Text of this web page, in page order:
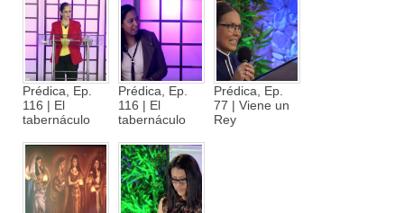
Prédica, Ep.
116 | El
tabernáculo
Prédica, Ep.
116 | El
tabernáculo
Prédica, Ep.
77 | Viene un
Rey